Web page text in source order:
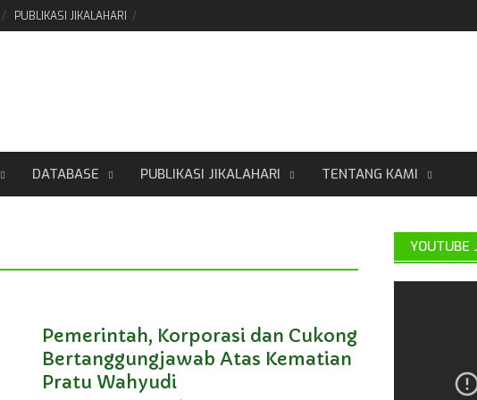
PUBLIKASI JIKALAHARI
DATABASE PUBLIKASI JIKALAHARI TENTANG KAMI
Pemerintah, Korporasi dan Cukong
Bertanggungjawab Atas Kematian
Pratu Wahyudi
YOUTUBE